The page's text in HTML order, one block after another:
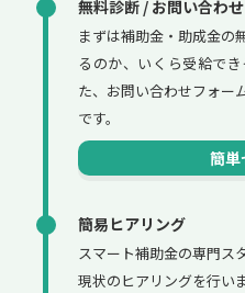
無料診断 / お問い合わせ
まずは補助金・助成金の
るのか、いくら受給で
た、お問い合わせフォー
です。
簡単
簡易ヒアリング
スマート補助金の専門ス
現状のヒアリングを行いま